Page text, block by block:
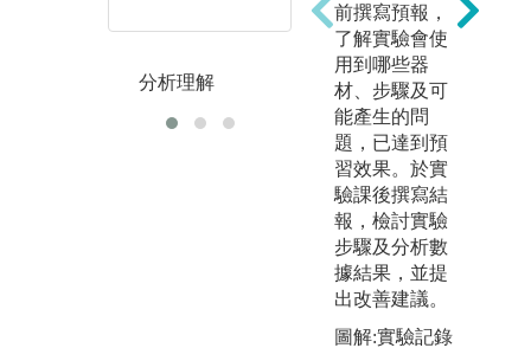
分析理解 理論與計算
前撰寫預報，
了解實驗會使
用到哪些器
材、步驟及可
能產生的問
題，已達到預
習效果。於實
驗課後撰寫結
報，檢討實驗
步驟及分析數
據結果，並提
出改善建議。
圖解:實驗記錄